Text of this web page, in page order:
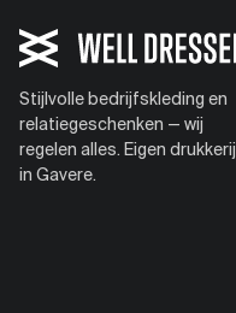
Stijlvolle bedrijfskleding en
relatiegeschenken — wij
regelen alles. Eigen drukkerij
in Gavere.